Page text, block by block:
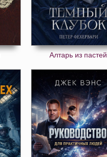
Алтарь из пастей